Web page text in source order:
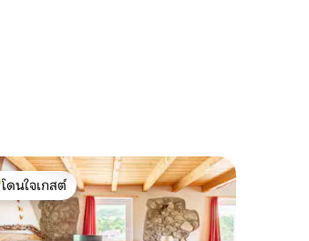
นใจเกสต์ที่สุด
โดนใจเกสต์